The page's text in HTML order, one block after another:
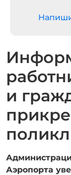
и
Аэропорта